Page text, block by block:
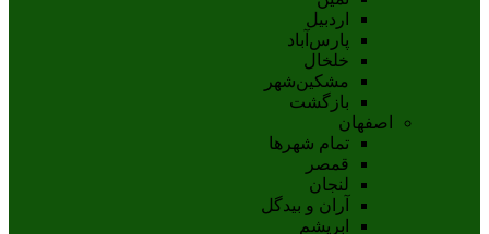
اردبيل
پارس‌آباد
خلخال
مشکين‌شهر
بازگشت
اصفهان
تمام شهر‌ها
قمصر
لنجان
آران و بیدگل
ابریشم